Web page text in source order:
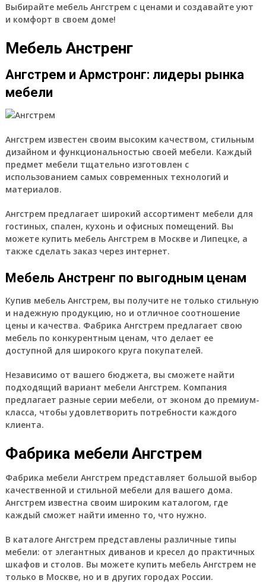
Выбирайте мебель Ангстрем с ценами и создавайте уют
и комфорт в своем доме!
Мебель Анстренг
Ангстрем и Армстронг: лидеры рынка
мебели
Ангстрем известен своим высоким качеством, стильным
дизайном и функциональностью своей мебели. Каждый
предмет мебели тщательно изготовлен с
использованием самых современных технологий и
материалов.
Ангстрем предлагает широкий ассортимент мебели для
гостиных, спален, кухонь и офисных помещений. Вы
можете купить мебель Ангстрем в Москве и Липецке, а
также сделать заказ через интернет.
Мебель Анстренг по выгодным ценам
Купив мебель Ангстрем, вы получите не только стильную
и надежную продукцию, но и отличное соотношение
цены и качества. Фабрика Ангстрем предлагает свою
мебель по конкурентным ценам, что делает ее
доступной для широкого круга покупателей.
Независимо от вашего бюджета, вы сможете найти
подходящий вариант мебели Ангстрем. Компания
предлагает разные серии мебели, от эконом до премиум-
класса, чтобы удовлетворить потребности каждого
клиента.
Фабрика мебели Ангстрем
Фабрика мебели Ангстрем представляет большой выбор
качественной и стильной мебели для вашего дома.
Ангстрем известна своим широким каталогом, где
каждый сможет найти именно то, что нужно.
В каталоге Ангстрем представлены различные типы
мебели: от элегантных диванов и кресел до практичных
шкафов и столов. Вы можете купить мебель Ангстрем не
только в Москве, но и в других городах России.